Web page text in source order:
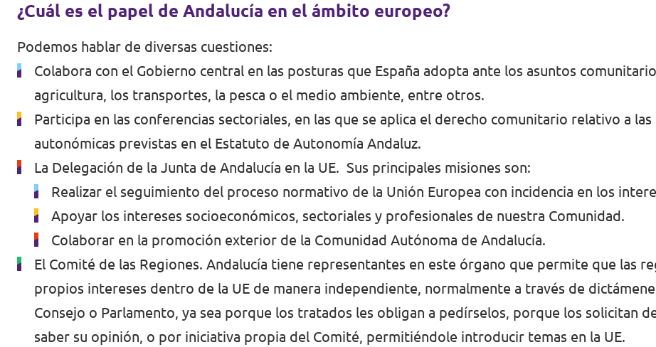
¿Cuál es el papel de Andalucía en el ámbito europeo?
Podemos hablar de diversas cuestiones:
Colabora con el Gobierno central en las posturas que España adopta ante los asuntos
agricultura, los transportes, la pesca o el medio ambiente, entre otros.
Participa en las conferencias sectoriales, en las que se aplica el derecho comunitario relativo a
autonómicas previstas en el Estatuto de Autonomía Andaluz.
La Delegación de la Junta de Andalucía en la UE. Sus principales misiones son:
Realizar el seguimiento del proceso normativo de la Unión Europea con incidencia en los
Apoyar los intereses socioeconómicos, sectoriales y profesionales de nuestra Comunidad.
Colaborar en la promoción exterior de la Comunidad Autónoma de Andalucía.
El Comité de las Regiones. Andalucía tiene representantes en este órgano que permite que las
propios intereses dentro de la UE de manera independiente, normalmente a través de
Consejo o Parlamento, ya sea porque los tratados les obligan a pedírselos, porque los solicitan
saber su opinión, o por iniciativa propia del Comité, permitiéndole introducir temas en la UE.